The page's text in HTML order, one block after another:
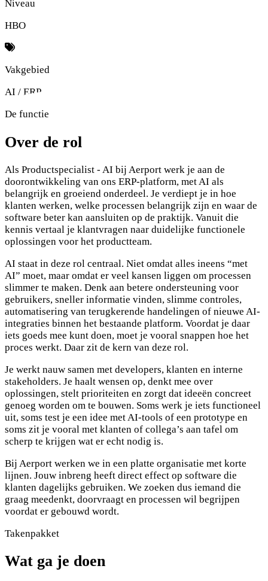
Niveau
HBO
Vakgebied
AI / ERP
De functie
Over de rol
Als Productspecialist - AI bij Aerport werk je aan de
doorontwikkeling van ons ERP-platform, met AI als
belangrijk en groeiend onderdeel. Je verdiept je in hoe
klanten werken, welke processen belangrijk zijn en waar de
software beter kan aansluiten op de praktijk. Vanuit die
kennis vertaal je klantvragen naar duidelijke functionele
oplossingen voor het productteam.
AI staat in deze rol centraal. Niet omdat alles ineens “met
AI” moet, maar omdat er veel kansen liggen om processen
slimmer te maken. Denk aan betere ondersteuning voor
gebruikers, sneller informatie vinden, slimme controles,
automatisering van terugkerende handelingen of nieuwe AI-
integraties binnen het bestaande platform. Voordat je daar
iets goeds mee kunt doen, moet je vooral snappen hoe het
proces werkt. Daar zit de kern van deze rol.
Je werkt nauw samen met developers, klanten en interne
stakeholders. Je haalt wensen op, denkt mee over
oplossingen, stelt prioriteiten en zorgt dat ideeën concreet
genoeg worden om te bouwen. Soms werk je iets functioneel
uit, soms test je een idee met AI-tools of een prototype en
soms zit je vooral met klanten of collega’s aan tafel om
scherp te krijgen wat er echt nodig is.
Bij Aerport werken we in een platte organisatie met korte
lijnen. Jouw inbreng heeft direct effect op software die
klanten dagelijks gebruiken. We zoeken dus iemand die
graag meedenkt, doorvraagt en processen wil begrijpen
voordat er gebouwd wordt.
Takenpakket
Wat ga je doen